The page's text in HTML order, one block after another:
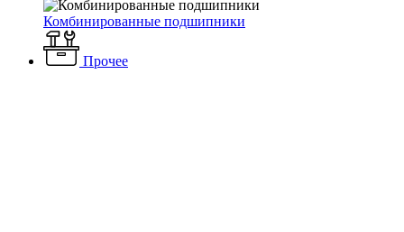
Комбинированные подшипники
Прочее